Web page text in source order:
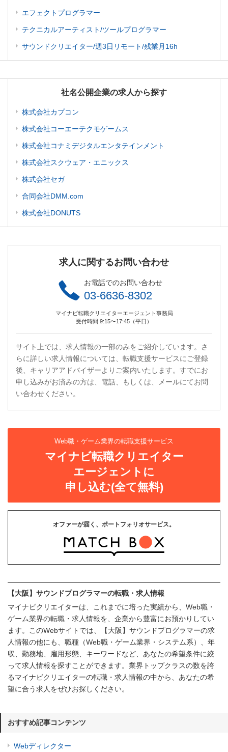
エフェクトプログラマー
テクニカルアーティスト/ツールプログラマー
サウンドクリエイター/週3日リモート/残業月16h
社名公開企業の求人から探す
株式会社カプコン
株式会社コーエーテクモゲームス
株式会社コナミデジタルエンタテインメント
株式会社スクウェア・エニックス
株式会社セガ
合同会社DMM.com
株式会社DONUTS
求人に関するお問い合わせ
お電話でのお問い合わせ
03-6636-8302
マイナビ転職クリエイターエージェント事務局
受付時間 9:15〜17:45（平日）
サイト上では、求人情報の一部のみをご紹介しています。さ
らに詳しい求人情報については、転職支援サービスにご登録
後、キャリアアドバイザーよりご案内いたします。すでにお
申し込みがお済みの方は、電話、もしくは、メールにてお問
い合わせください。
Web職・ゲーム業界の転職支援サービス
マイナビ転職クリエイター
エージェントに
申し込む(全て無料)
オファーが届く、ポートフォリオサービス。
【大阪】サウンドプログラマーの転職・求人情報
マイナビクリエイターは、これまでに培った実績から、Web職・
ゲーム業界の転職・求人情報を、企業から豊富にお預かりしてい
ます。このWebサイトでは、【大阪】サウンドプログラマーの求
人情報の他にも、職種（Web職・ゲーム業界・システム系）、年
収、勤務地、雇用形態、キーワードなど、あなたの希望条件に絞
って求人情報を探すことができます。業界トップクラスの数を誇
るマイナビクリエイターの転職・求人情報の中から、あなたの希
望に合う求人をぜひお探しください。
おすすめ記事コンテンツ
Webディレクター